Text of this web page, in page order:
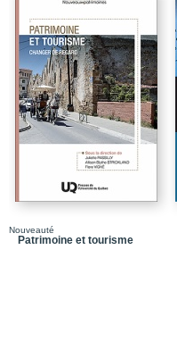
Nouveauté
Patrimoine et tourisme